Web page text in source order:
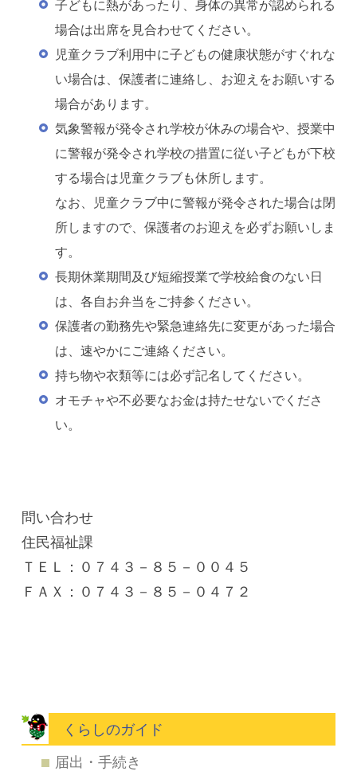
子どもに熱があったり、身体の異常が認められる
場合は出席を見合わせてください。
児童クラブ利用中に子どもの健康状態がすぐれな
い場合は、保護者に連絡し、お迎えをお願いする
場合があります。
気象警報が発令され学校が休みの場合や、授業中
に警報が発令され学校の措置に従い子どもが下校
する場合は児童クラブも休所します。
なお、児童クラブ中に警報が発令された場合は閉
所しますので、保護者のお迎えを必ずお願いしま
す。
長期休業期間及び短縮授業で学校給食のない日
は、各自お弁当をご持参ください。
保護者の勤務先や緊急連絡先に変更があった場合
は、速やかにご連絡ください。
持ち物や衣類等には必ず記名してください。
オモチャや不必要なお金は持たせないでくださ
い。
問い合わせ
住民福祉課
ＴＥＬ：０７４３－８５－００４５
ＦＡＸ：０７４３－８５－０４７２
くらしのガイド
届出・手続き